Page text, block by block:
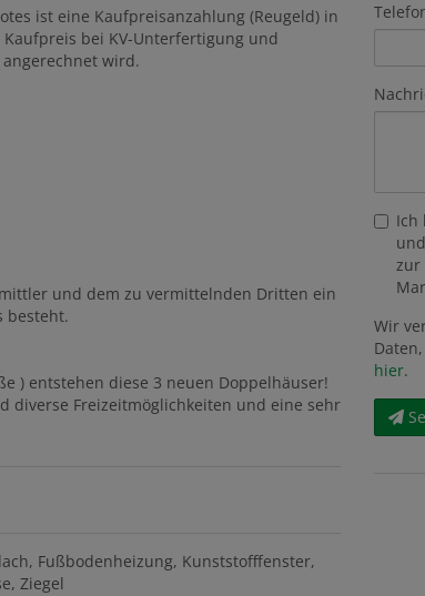
ist eine Kaufpreisanzahlung (Reugeld) in
bei KV-Unterfertigung und
wird.
und dem zu vermittelnden Dritten ein
besteht.
) entstehen diese 3 neuen Doppelhäuser!
diverse Freizeitmöglichkeiten und eine sehr
Fußbodenheizung Kunststofffenster
Ziegel
Ich
zur
Wir
hier.